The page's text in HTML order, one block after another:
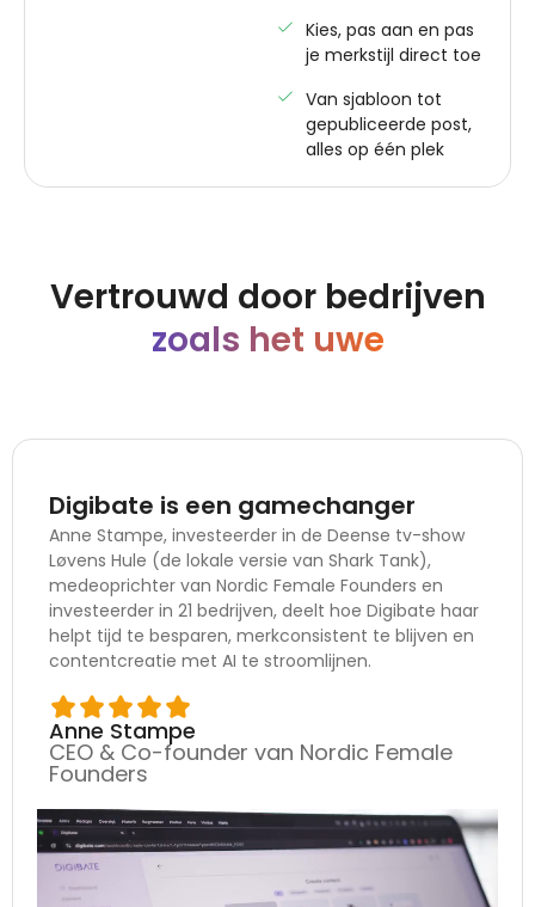
Kies, pas aan en pas
je merkstijl direct toe
Van sjabloon tot
gepubliceerde post,
alles op één plek
Vertrouwd door bedrijven
zoals het uwe
Digibate is een gamechanger
Anne Stampe, investeerder in de Deense tv-show
Løvens Hule (de lokale versie van Shark Tank),
medeoprichter van Nordic Female Founders en
investeerder in 21 bedrijven, deelt hoe Digibate haar
helpt tijd te besparen, merkconsistent te blijven en
contentcreatie met AI te stroomlijnen.
Anne Stampe
CEO & Co-founder van Nordic Female
Founders